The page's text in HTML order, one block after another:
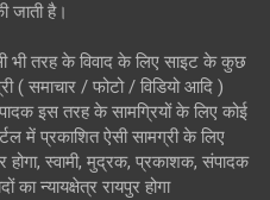
जाती है।
भी तरह के विवाद के लिए साइट के कुछ
( समाचार / फोटो / विडियो आदि )
इस तरह के सामग्रियों के लिए कोई
में प्रकाशित ऐसी सामग्री के लिए
होगा, स्वामी, मुद्रक, प्रकाशक, संपादक
का न्यायक्षेत्र रायपुर होगा